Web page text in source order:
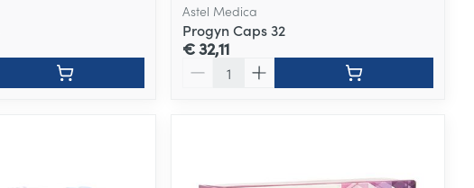
Astel Medica
Progyn Caps 32
€ 32,11